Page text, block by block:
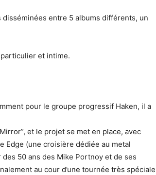
entre 5 albums différents, un
et intime.
pour le groupe progressif Haken, il a
et le projet se met en place, avec
Edge (une croisière dédiée au metal
50 ans des Mike Portnoy et de ses
au cour d’une tournée très spéciale